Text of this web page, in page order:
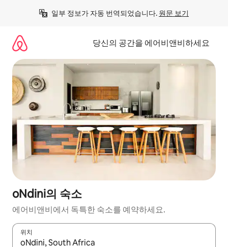
일부 정보가 자동 번역되었습니다. 원문 보기
당신의 공간을 에어비앤비하세요
oNdini의 숙소
에어비앤비에서 독특한 숙소를 예약하세요.
위치
결과가 나오면 위·아래 화살표 키를 사용하거나 터치 또는 스와이